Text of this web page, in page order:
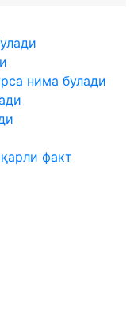
нима булади
факт